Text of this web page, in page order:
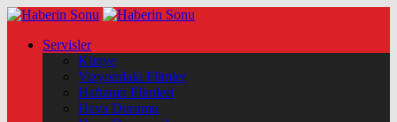
Servisler
Künye
Vizyondaki Filmler
Haftanin Filmleri
Hava Durumu